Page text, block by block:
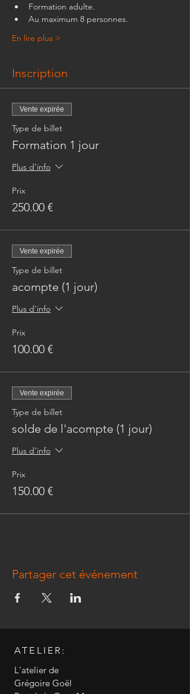
Formation adulte.
Au maximum 8 personnes.
En lire plus >
Inscription
Vente expirée
Type de billet
Formation 1 jour
Plus d'info
Prix
250.00 €
Vente expirée
Type de billet
acompte (1 jour)
Plus d'info
Prix
100.00 €
Vente expirée
Type de billet
solde de l'acompte (1 jour)
Plus d'info
Prix
150.00 €
Partager cet événement
ATELIER:
L'atelier de
Grégoire Goël